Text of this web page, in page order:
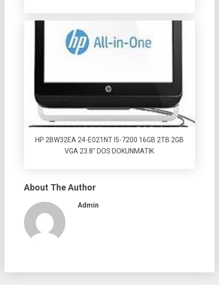
HP 2BW32EA 24-E021NT I5-7200 16GB 2TB 2GB
VGA 23.8″ DOS DOKUNMATIK
About The Author
Admin